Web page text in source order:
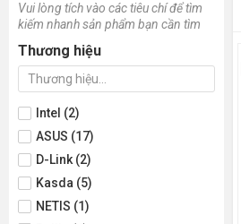
Vui lòng tích vào các tiêu chí để tìm
kiếm nhanh sản phẩm bạn cần tìm
Thương hiệu
Intel (2)
ASUS (17)
D-Link (2)
Kasda (5)
NETIS (1)